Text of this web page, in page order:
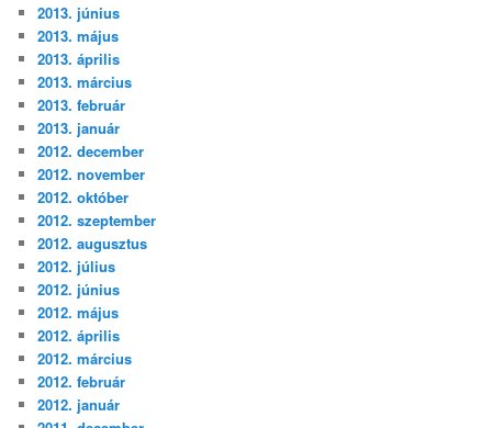
2013. június
2013. május
2013. április
2013. március
2013. február
2013. január
2012. december
2012. november
2012. október
2012. szeptember
2012. augusztus
2012. július
2012. június
2012. május
2012. április
2012. március
2012. február
2012. január